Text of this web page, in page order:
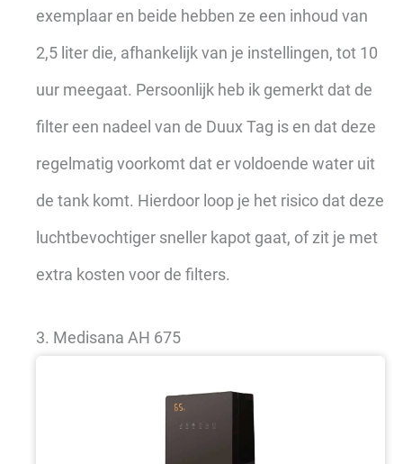
exemplaar en beide hebben ze een inhoud van
2,5 liter die, afhankelijk van je instellingen, tot 10
uur meegaat. Persoonlijk heb ik gemerkt dat de
filter een nadeel van de Duux Tag is en dat deze
regelmatig voorkomt dat er voldoende water uit
de tank komt. Hierdoor loop je het risico dat deze
luchtbevochtiger sneller kapot gaat, of zit je met
extra kosten voor de filters.
3. Medisana AH 675